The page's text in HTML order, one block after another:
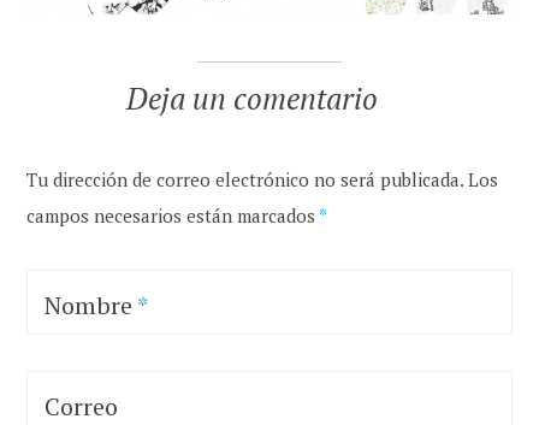
Deja un comentario
Tu dirección de correo electrónico no será publicada. Los
campos necesarios están marcados *
Nombre *
Correo